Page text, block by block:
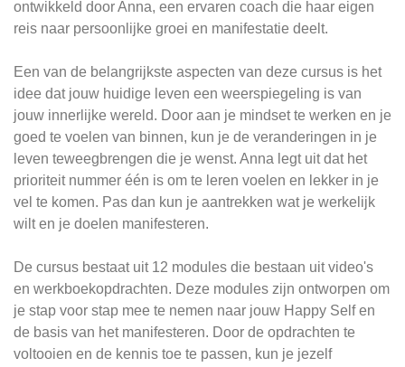
ontwikkeld door Anna, een ervaren coach die haar eigen
reis naar persoonlijke groei en manifestatie deelt.
Een van de belangrijkste aspecten van deze cursus is het
idee dat jouw huidige leven een weerspiegeling is van
jouw innerlijke wereld. Door aan je mindset te werken en je
goed te voelen van binnen, kun je de veranderingen in je
leven teweegbrengen die je wenst. Anna legt uit dat het
prioriteit nummer één is om te leren voelen en lekker in je
vel te komen. Pas dan kun je aantrekken wat je werkelijk
wilt en je doelen manifesteren.
De cursus bestaat uit 12 modules die bestaan uit video's
en werkboekopdrachten. Deze modules zijn ontworpen om
je stap voor stap mee te nemen naar jouw Happy Self en
de basis van het manifesteren. Door de opdrachten te
voltooien en de kennis toe te passen, kun je jezelf